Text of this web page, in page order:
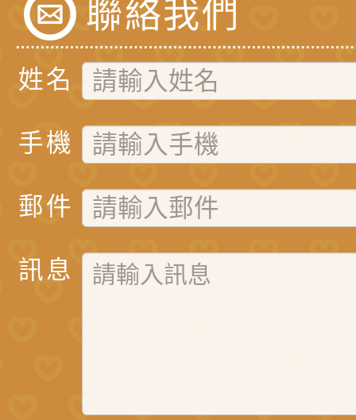
聯絡我們
姓名
手機
郵件
訊息